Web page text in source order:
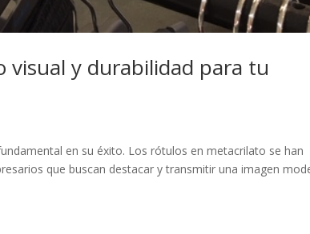
y durabilidad para tu
en su éxito. Los rótulos en metacrilato se han
que buscan destacar y transmitir una imagen